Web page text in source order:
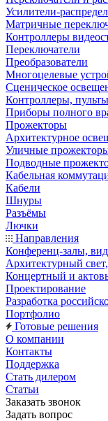
Усилители-
Матричные
Контроллеры
Переключатели
Преобразователи
Многоцелевые
Сценическое
Контроллеры, пульты
Приборы полного
Прожекторы
Архитектурное
Уличные
Подводные
Кабельная
Кабели
Шнуры
Разъёмы
Лючки
Направления
Конференц-залы,
Архитектурный
Концертный и
Проектирование
Разработка
Портфолио
Готовые решения
О компании
Контакты
Поддержка
Стать дилером
Статьи
Заказать звонок
Задать вопрос